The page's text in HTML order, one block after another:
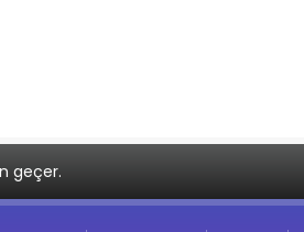
geçer.